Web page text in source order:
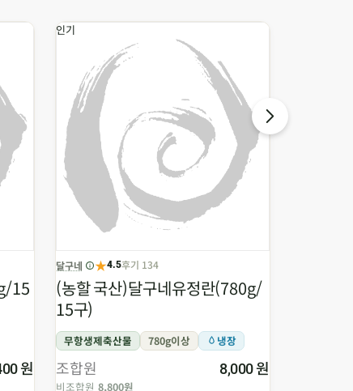
15
원
인기
달구네 ★4.5후기 134
(농할 국산)달구네유정란(780g/
15구)
무항생제축산물 780g이상 냉장
조합원 8,000원
비조합원 8,800원